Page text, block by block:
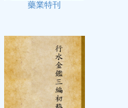
藥業特刊